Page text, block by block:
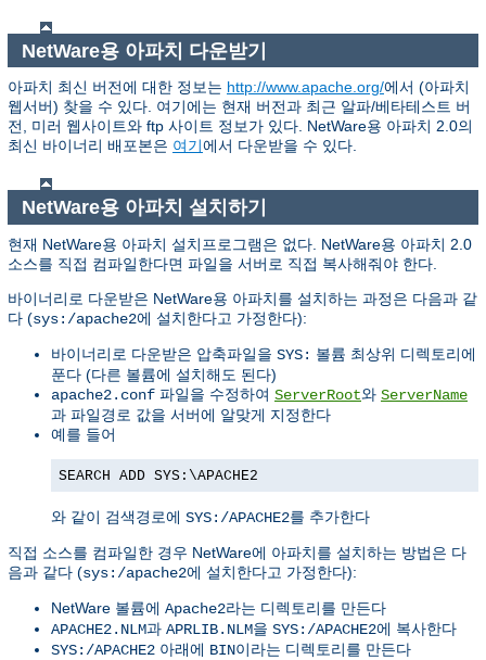
NetWare용 아파치 다운받기
아파치 최신 버전에 대한 정보는 http://www.apache.org/에서 (아파치
웹서버) 찾을 수 있다. 여기에는 현재 버전과 최근 알파/베타테스트 버
전, 미러 웹사이트와 ftp 사이트 정보가 있다. NetWare용 아파치 2.0의
최신 바이너리 배포본은 여기에서 다운받을 수 있다.
NetWare용 아파치 설치하기
현재 NetWare용 아파치 설치프로그램은 없다. NetWare용 아파치 2.0
소스를 직접 컴파일한다면 파일을 서버로 직접 복사해줘야 한다.
바이너리로 다운받은 NetWare용 아파치를 설치하는 과정은 다음과 같
다 (sys:/apache2에 설치한다고 가정한다):
바이너리로 다운받은 압축파일을 SYS: 볼륨 최상위 디렉토리에
푼다 (다른 볼륨에 설치해도 된다)
apache2.conf 파일을 수정하여 ServerRoot와 ServerName
과 파일경로 값을 서버에 알맞게 지정한다
예를 들어
SEARCH ADD SYS:\APACHE2
와 같이 검색경로에 SYS:/APACHE2를 추가한다
직접 소스를 컴파일한 경우 NetWare에 아파치를 설치하는 방법은 다
음과 같다 (sys:/apache2에 설치한다고 가정한다):
NetWare 볼륨에 Apache2라는 디렉토리를 만든다
APACHE2.NLM과 APRLIB.NLM을 SYS:/APACHE2에 복사한다
SYS:/APACHE2 아래에 BIN이라는 디렉토리를 만든다